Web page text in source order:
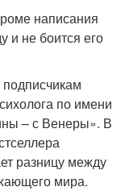
написания
и не боится его
по имени
– с Венеры». В
разницу между
мира.